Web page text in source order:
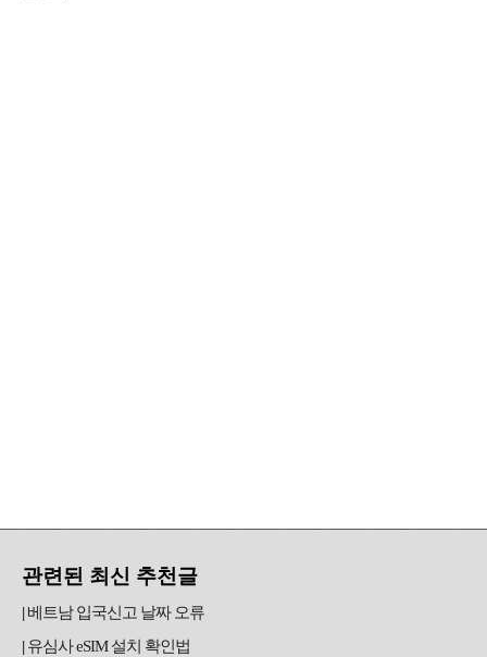
관련된 최신 추천글
베트남 입국신고 날짜 오류
유심사 eSIM 설치 확인법